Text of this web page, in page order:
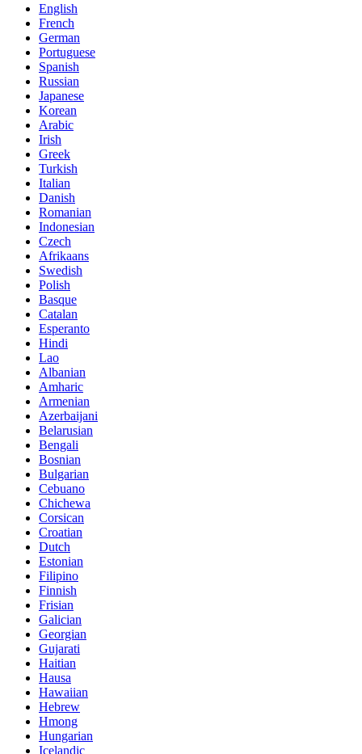
English
French
German
Portuguese
Spanish
Russian
Japanese
Korean
Arabic
Irish
Greek
Turkish
Italian
Danish
Romanian
Indonesian
Czech
Afrikaans
Swedish
Polish
Basque
Catalan
Esperanto
Hindi
Lao
Albanian
Amharic
Armenian
Azerbaijani
Belarusian
Bengali
Bosnian
Bulgarian
Cebuano
Chichewa
Corsican
Croatian
Dutch
Estonian
Filipino
Finnish
Frisian
Galician
Georgian
Gujarati
Haitian
Hausa
Hawaiian
Hebrew
Hmong
Hungarian
Icelandic